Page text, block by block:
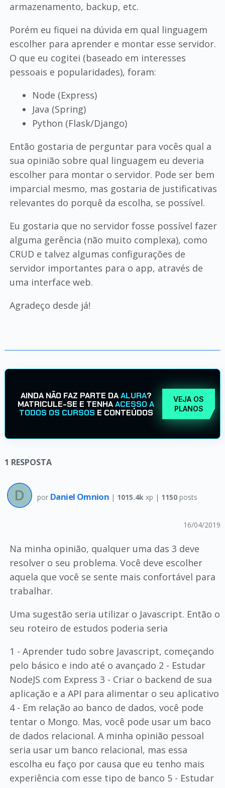
armazenamento, backup, etc.
Porém eu fiquei na dúvida em qual linguagem
escolher para aprender e montar esse servidor.
O que eu cogitei (baseado em interesses
pessoais e popularidades), foram:
Node (Express)
Java (Spring)
Python (Flask/Django)
Então gostaria de perguntar para vocês qual a
sua opinião sobre qual linguagem eu deveria
escolher para montar o servidor. Pode ser bem
imparcial mesmo, mas gostaria de justificativas
relevantes do porquê da escolha, se possível.
Eu gostaria que no servidor fosse possível fazer
alguma gerência (não muito complexa), como
CRUD e talvez algumas configurações de
servidor importantes para o app, através de
uma interface web.
Agradeço desde já!
AINDA NÃO FAZ PARTE DAALURA?
MATRICULE-SE E TENHAACESSO A
TODOS OS CURSOS E CONTEÚDOS
VEJA OS
PLANOS
1 RESPOSTA
por Daniel Omnion | 1015.4k xp | 1150posts
16/04/2019
Na minha opinião, qualquer uma das 3 deve
resolver o seu problema. Você deve escolher
aquela que você se sente mais confortável para
trabalhar.
Uma sugestão seria utilizar o Javascript. Então o
seu roteiro de estudos poderia seria
1 - Aprender tudo sobre Javascript, começando
pelo básico e indo até o avançado 2 - Estudar
NodeJS com Express 3 - Criar o backend de sua
aplicação e a API para alimentar o seu aplicativo
4 - Em relação ao banco de dados, você pode
tentar o Mongo. Mas, você pode usar um baco
de dados relacional. A minha opinião pessoal
seria usar um banco relacional, mas essa
escolha eu faço por causa que eu tenho mais
experiência com esse tipo de banco 5 - Estudar